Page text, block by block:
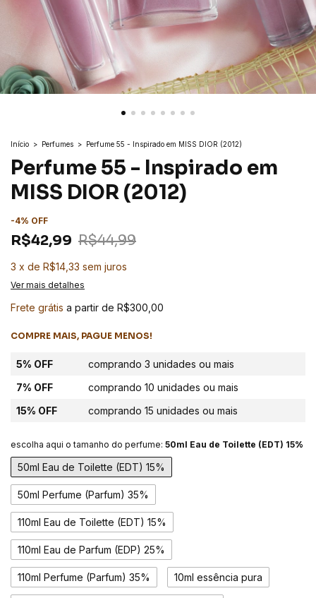
Início > Perfumes > Perfume 55 - Inspirado em MISS DIOR (2012)
Perfume 55 - Inspirado em
MISS DIOR (2012)
-4% OFF
R$42,99 R$44,99
3 x de R$14,33 sem juros
Ver mais detalhes
Frete grátis a partir de R$300,00
COMPRE MAIS, PAGUE MENOS!
5% OFF
comprando 3 unidades ou mais
7% OFF
comprando 10 unidades ou mais
15% OFF
comprando 15 unidades ou mais
escolha aqui o tamanho do perfume: 50ml Eau de Toilette (EDT) 15%
50ml Eau de Toilette (EDT) 15%
50ml Perfume (Parfum) 35%
110ml Eau de Toilette (EDT) 15%
110ml Eau de Parfum (EDP) 25%
110ml Perfume (Parfum) 35% 10ml essência pura